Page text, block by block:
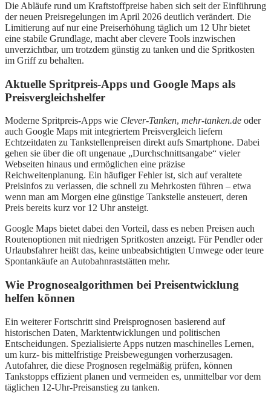
Die Abläufe rund um Kraftstoffpreise haben sich seit der Einführung
der neuen Preisregelungen im April 2026 deutlich verändert. Die
Limitierung auf nur eine Preiserhöhung täglich um 12 Uhr bietet
eine stabile Grundlage, macht aber clevere Tools inzwischen
unverzichtbar, um trotzdem günstig zu tanken und die Spritkosten
im Griff zu behalten.
Aktuelle Spritpreis-Apps und Google Maps als
Preisvergleichshelfer
Moderne Spritpreis-Apps wie Clever-Tanken, mehr-tanken.de oder
auch Google Maps mit integriertem Preisvergleich liefern
Echtzeitdaten zu Tankstellenpreisen direkt aufs Smartphone. Dabei
gehen sie über die oft ungenaue „Durchschnittsangabe“ vieler
Webseiten hinaus und ermöglichen eine präzise
Reichweitenplanung. Ein häufiger Fehler ist, sich auf veraltete
Preisinfos zu verlassen, die schnell zu Mehrkosten führen – etwa
wenn man am Morgen eine günstige Tankstelle ansteuert, deren
Preis bereits kurz vor 12 Uhr ansteigt.
Google Maps bietet dabei den Vorteil, dass es neben Preisen auch
Routenoptionen mit niedrigen Spritkosten anzeigt. Für Pendler oder
Urlaubsfahrer heißt das, keine unbeabsichtigten Umwege oder teure
Spontankäufe an Autobahnraststätten mehr.
Wie Prognosealgorithmen bei Preisentwicklung
helfen können
Ein weiterer Fortschritt sind Preisprognosen basierend auf
historischen Daten, Marktentwicklungen und politischen
Entscheidungen. Spezialisierte Apps nutzen maschinelles Lernen,
um kurz- bis mittelfristige Preisbewegungen vorherzusagen.
Autofahrer, die diese Prognosen regelmäßig prüfen, können
Tankstopps effizient planen und vermeiden es, unmittelbar vor dem
täglichen 12-Uhr-Preisanstieg zu tanken.